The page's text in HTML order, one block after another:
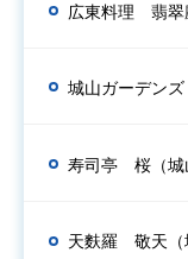
広東料理 翡翠
城山ガーデン
寿司亭 桜（城
天麩羅 敬天（